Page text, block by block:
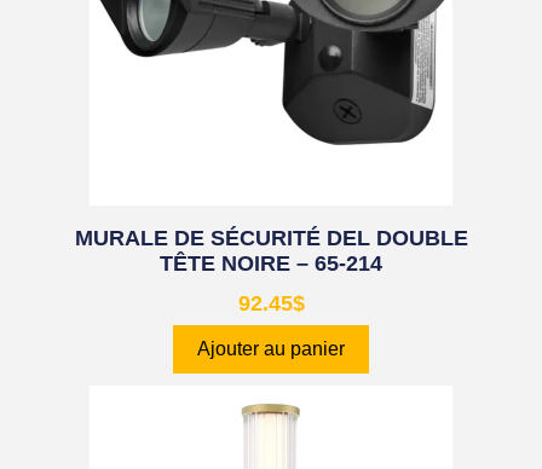
MURALE DE SÉCURITÉ DEL DOUBLE
TÊTE NOIRE – 65-214
92.45$
Ajouter au panier